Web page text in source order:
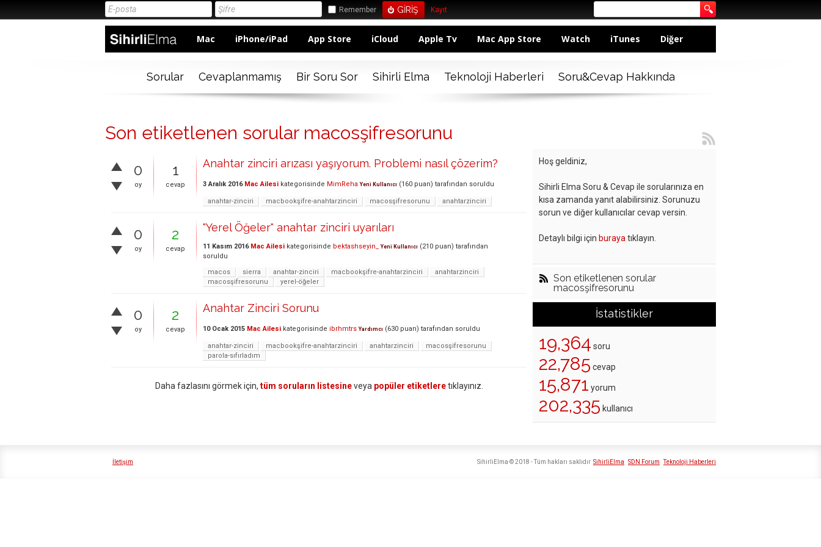
Remember Kayıt
Mac iPhone/iPad App Store iCloud Apple Tv Mac App Store Watch iTunes Diğer
Sorular Cevaplanmamış Bir Soru Sor Sihirli Elma Teknoloji Haberleri Soru&Cevap Hakkında
Son etiketlenen sorular macosşifresorunu
0
oy
1
cevap
Anahtar zinciri arızası yaşıyorum. Problemi nasıl çözerim?
3 Aralık 2016 Mac Ailesi kategorisinde MimReha Yeni Kullanıcı (160 puan) tarafından soruldu
anahtar-zinciri macbookşifre-anahtarzinciri macosşifresorunu anahtarzinciri
0
oy
2
cevap
"Yerel Öğeler" anahtar zinciri uyarıları
11 Kasım 2016 Mac Ailesi kategorisinde bektashseyin_ Yeni Kullanıcı (210 puan) tarafından
soruldu
macos
sierra anahtar-zinciri macbookşifre-anahtarzinciri
anahtarzinciri
macosşifresorunu
yerel-öğeler
0
oy
2
cevap
Anahtar Zinciri Sorunu
10 Ocak 2015 Mac Ailesi kategorisinde ibrhmtrs Yardımcı (630 puan) tarafından soruldu
anahtar-zinciri macbookşifre-anahtarzinciri anahtarzinciri
macosşifresorunu
parola-sıfırladım
Daha fazlasını görmek için, tüm soruların listesineveya popüler etiketleretıklayınız.
Hoş geldiniz,
Sihirli Elma Soru & Cevap ile sorularınıza en
kısa zamanda yanıt alabilirsiniz. Sorunuzu
sorun ve diğer kullanıcılar cevap versin.
Detaylı bilgi için buraya tıklayın.
Son etiketlenen sorular
macosşifresorunu
İstatistikler
19,364 soru
22,785 cevap
15,871 yorum
202,335 kullanıcı
İletişim SihirliElma SDN Forum Teknoloji Haberleri
SihirliElma © 2018 - Tüm hakları saklıdır